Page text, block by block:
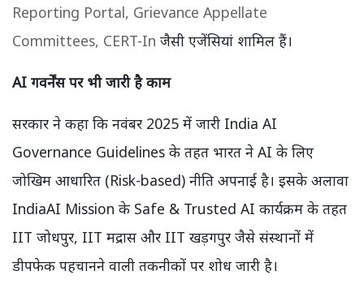
Reporting Portal, Grievance Appellate
Committees, CERT-In जैसी एजेंसियां शामिल हैं।
AI गवर्नेंस पर भी जारी है काम
सरकार ने कहा कि नवंबर 2025 में जारी India AI
Governance Guidelines के तहत भारत ने AI के लिए
जोखिम आधारित (Risk-based) नीति अपनाई है। इसके अलावा
IndiaAI Mission के Safe & Trusted AI कार्यक्रम के तहत
IIT जोधपुर, IIT मद्रास और IIT खड़गपुर जैसे संस्थानों में
डीपफेक पहचानने वाली तकनीकों पर शोध जारी है।